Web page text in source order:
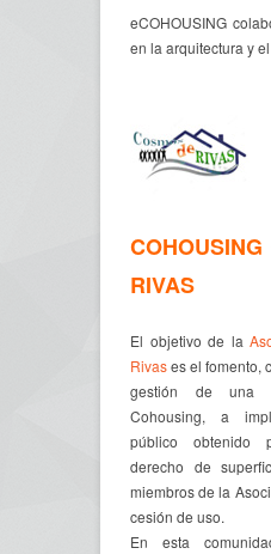
eCOHOUSING
en la arquitectura y
RIVAS
El objetivo de la
Rivases el fomento,
gestión de una
Cohousing, a
público obtenido
derecho de
miembros de la
cesión de uso.
En esta